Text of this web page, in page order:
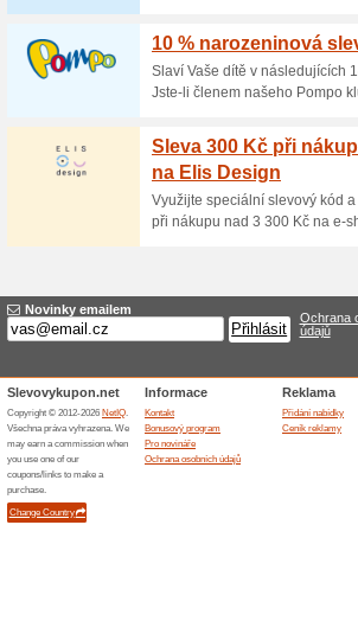
na vše. Ale
Doprava
71% fungovalo
Pokud objednané
1 999 Kč, za
dopravy přes e-
Doprava